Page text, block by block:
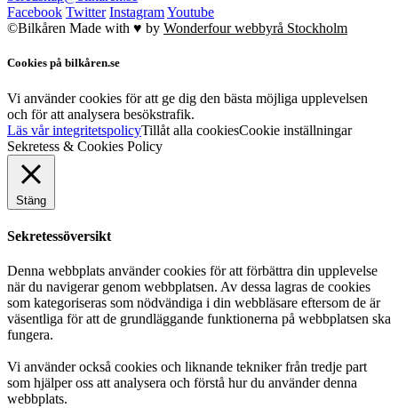
Facebook Twitter InstagramYoutube
©Bilkåren Made with ♥ by Wonderfour webbyrå Stockholm
Cookies på bilkåren.se
Vi använder cookies för att ge dig den bästa möjliga upplevelsen
och för att analysera besökstrafik.
Läs vår integritetspolicyTillåt alla cookiesCookie inställningar
Sekretess & Cookies Policy
Stäng
Sekretessöversikt
Denna webbplats använder cookies för att förbättra din upplevelse
när du navigerar genom webbplatsen. Av dessa lagras de cookies
som kategoriseras som nödvändiga i din webbläsare eftersom de är
väsentliga för att de grundläggande funktionerna på webbplatsen ska
fungera.
Vi använder också cookies och liknande tekniker från tredje part
som hjälper oss att analysera och förstå hur du använder denna
webbplats.